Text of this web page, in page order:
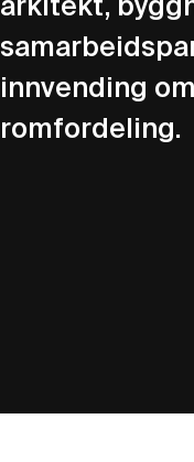
arkitekt,
innvending
romfordeling.